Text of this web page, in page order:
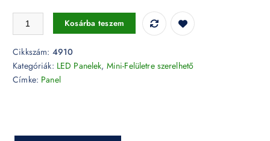
12W LED Felületre szerelhető Panel - kör alakú 3000K 4910 mennyiség
Kosárba teszem
Cikkszám: 4910
Kategóriák: LED Panelek, Mini-Felületre szerelhető
Címke: Panel